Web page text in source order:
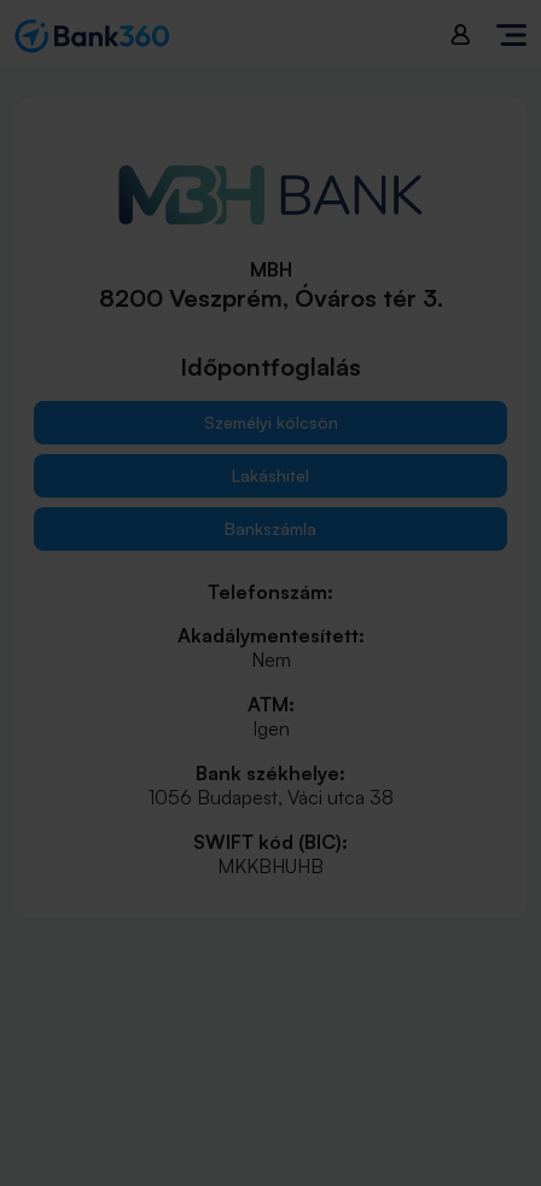
MBH
8200 Veszprém, Óváros tér 3.
Időpontfoglalás
Személyi kölcsön
Lakáshitel
Bankszámla
Telefonszám:
Akadálymentesített:
Nem
ATM:
Igen
Bank székhelye:
1056 Budapest, Váci utca 38
SWIFT kód (BIC):
MKKBHUHB